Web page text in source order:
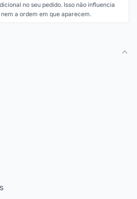
no seu pedido. Isso não influencia
a ordem em que aparecem.